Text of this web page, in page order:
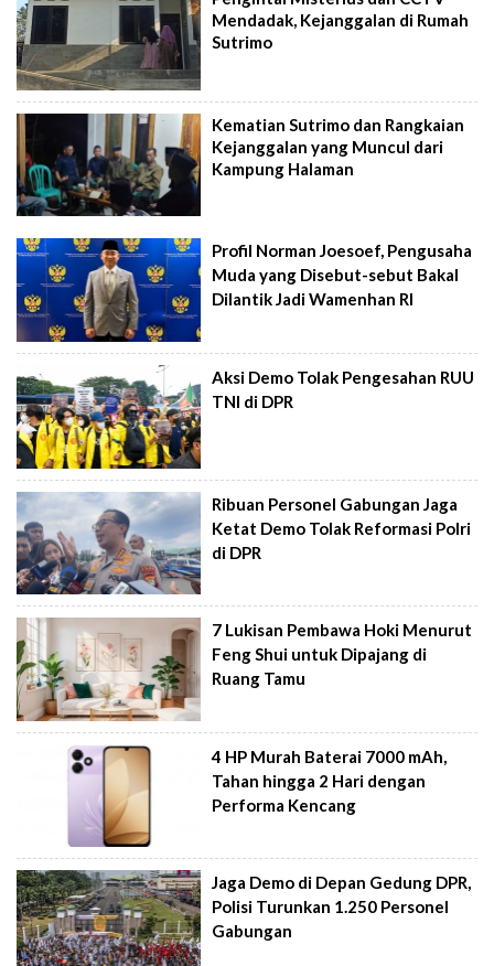
Mendadak, Kejanggalan di Rumah
Sutrimo
Kematian Sutrimo dan Rangkaian
Kejanggalan yang Muncul dari
Kampung Halaman
Profil Norman Joesoef, Pengusaha
Muda yang Disebut-sebut Bakal
Dilantik Jadi Wamenhan RI
Aksi Demo Tolak Pengesahan RUU
TNI di DPR
Ribuan Personel Gabungan Jaga
Ketat Demo Tolak Reformasi Polri
di DPR
7 Lukisan Pembawa Hoki Menurut
Feng Shui untuk Dipajang di
Ruang Tamu
4 HP Murah Baterai 7000 mAh,
Tahan hingga 2 Hari dengan
Performa Kencang
Jaga Demo di Depan Gedung DPR,
Polisi Turunkan 1.250 Personel
Gabungan